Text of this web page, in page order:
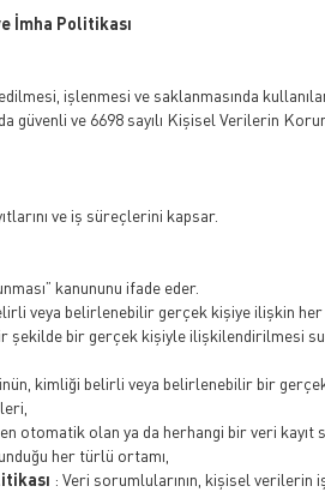
İmha Politikası
işlenmesi ve saklanmasında
ve 6698 sayılı Kişisel Verilerin
ve iş süreçlerini kapsar.
kanununu ifade eder.
veya belirlenebilir gerçek kişiye ilişkin
şekilde bir gerçek kişiyle ilişkilendirilmesi
kimliği belirli veya belirlenebilir bir
otomatik olan ya da herhangi bir veri
her türlü ortamı,
: Veri sorumlularının, kişisel